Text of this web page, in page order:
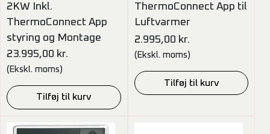
2KW Inkl.
ThermoConnect App
styring og Montage
23.995,00 kr.
(Ekskl. moms)
Tilføj til kurv
ThermoConnect App til
Luftvarmer
2.995,00 kr.
(Ekskl. moms)
Tilføj til kurv